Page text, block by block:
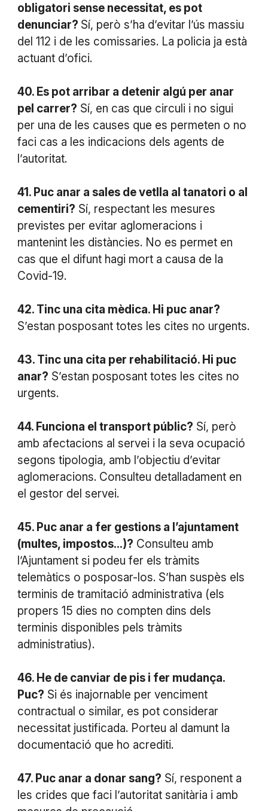
obligatori sense necessitat, es pot
denunciar? Sí, però s’ha d’evitar l’ús massiu
del 112 i de les comissaries. La policia ja està
actuant d’ofici.
40. Es pot arribar a detenir algú per anar
pel carrer? Sí, en cas que circuli i no sigui
per una de les causes que es permeten o no
faci cas a les indicacions dels agents de
l’autoritat.
41. Puc anar a sales de vetlla al tanatori o al
cementiri? Sí, respectant les mesures
previstes per evitar aglomeracions i
mantenint les distàncies. No es permet en
cas que el difunt hagi mort a causa de la
Covid-19.
42. Tinc una cita mèdica. Hi puc anar?
S’estan posposant totes les cites no urgents.
43. Tinc una cita per rehabilitació. Hi puc
anar? S’estan posposant totes les cites no
urgents.
44. Funciona el transport públic? Sí, però
amb afectacions al servei i la seva ocupació
segons tipologia, amb l’objectiu d’evitar
aglomeracions. Consulteu detalladament en
el gestor del servei.
45. Puc anar a fer gestions a l’ajuntament
(multes, impostos...)? Consulteu amb
l’Ajuntament si podeu fer els tràmits
telemàtics o posposar-los. S’han suspès els
terminis de tramitació administrativa (els
propers 15 dies no compten dins dels
terminis disponibles pels tràmits
administratius).
46. He de canviar de pis i fer mudança.
Puc? Si és inajornable per venciment
contractual o similar, es pot considerar
necessitat justificada. Porteu al damunt la
documentació que ho acrediti.
47. Puc anar a donar sang? Sí, responent a
les crides que faci l’autoritat sanitària i amb